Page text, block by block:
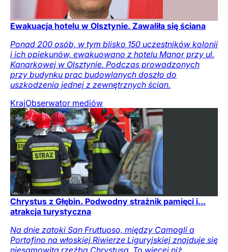
Ewakuacja hotelu w Olsztynie. Zawaliła się ściana
Ponad 200 osób, w tym blisko 150 uczestników kolonii
i ich opiekunów, ewakuowano z hotelu Manor przy ul.
Kanarkowej w Olsztynie. Podczas prowadzonych
przy budynku prac budowlanych doszło do
uszkodzenia jednej z zewnętrznych ścian.
KrajObserwator mediów
Chrystus z Głębin. Podwodny strażnik pamięci i...
atrakcja turystyczna
Na dnie zatoki San Fruttuoso, między Camogli a
Portofino na włoskiej Riwierze Liguryjskiej znajduje się
niesamowita rzeźba Chrystusa. To więcej niż